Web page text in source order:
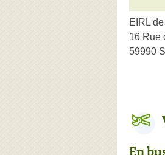
EIRL
16 Rue
59990
En